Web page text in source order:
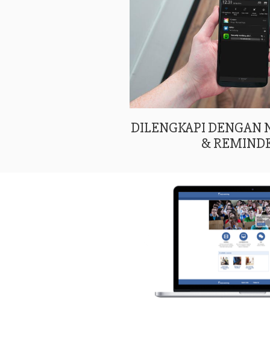
DILENGKAPI DENGAN
&